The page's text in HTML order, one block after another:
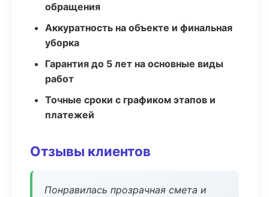
обращения
Аккуратность на объекте и финальная
уборка
Гарантия до 5 лет на основные виды
работ
Точные сроки с графиком этапов и
платежей
Отзывы клиентов
Понравилась прозрачная смета и